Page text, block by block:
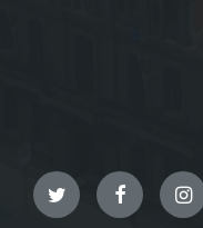
TwitterFacebook